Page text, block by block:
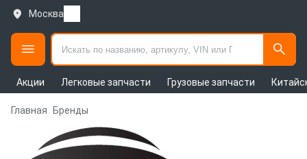
Москва
Акции Легковые запчасти Грузовые запчасти
Главная Бренды